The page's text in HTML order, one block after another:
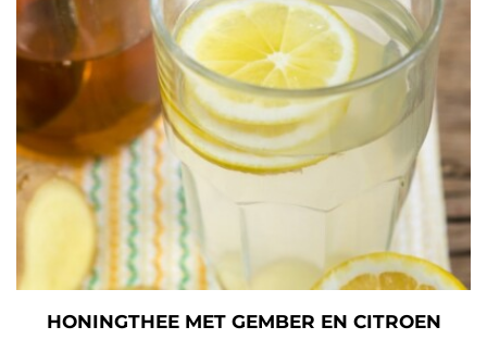
HONINGTHEE MET GEMBER EN CITROEN